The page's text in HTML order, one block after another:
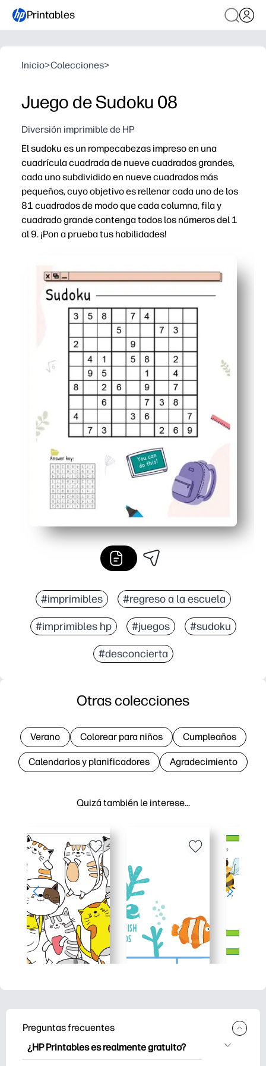
Printables
Inicio>Colecciones>
Juego de Sudoku 08
Diversión imprimible de HP
El sudoku es un rompecabezas impreso en una
cuadrícula cuadrada de nueve cuadrados grandes,
cada uno subdividido en nueve cuadrados más
pequeños, cuyo objetivo es rellenar cada uno de los
81 cuadrados de modo que cada columna, fila y
cuadrado grande contenga todos los números del 1
al 9. ¡Pon a prueba tus habilidades!
#imprimibles #regreso a la escuela
#imprimibles hp #juegos #sudoku
#desconcierta
Quizá también le interese…
Otras colecciones
Verano Colorear para niños Cumpleaños
Calendarios y planificadores Agradecimiento
Preguntas frecuentes
¿HP Printables es realmente gratuito?